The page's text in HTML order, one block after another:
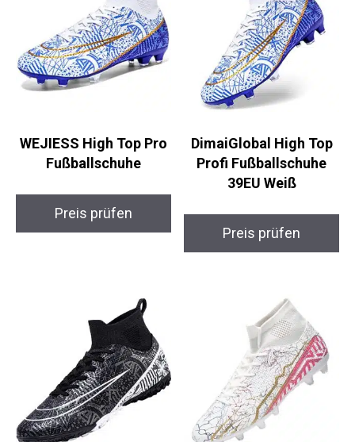
WEJIESS High Top Pro
Fußballschuhe
Preis prüfen
DimaiGlobal High Top
Profi Fußballschuhe
39EU Weiß
Preis prüfen